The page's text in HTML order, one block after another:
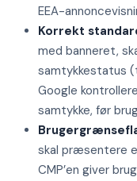
EEA-
Korrekt
med banneret,
samtykkestatus
Google
samtykke, før
skal præsentere
CMP’en giver